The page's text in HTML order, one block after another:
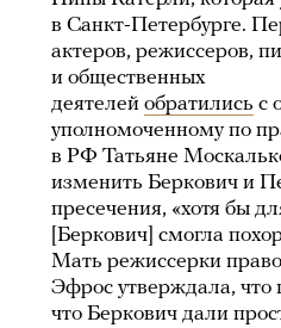
в Санкт-Петербурге.
актеров, режиссеров,
и общественных
деятелей обратились с
уполномоченному по
в РФ Татьяне
изменить Беркович и
пресечения, «хотя бы
[Беркович] смогла
Мать режиссерки
Эфрос утверждала, что
что Беркович дали